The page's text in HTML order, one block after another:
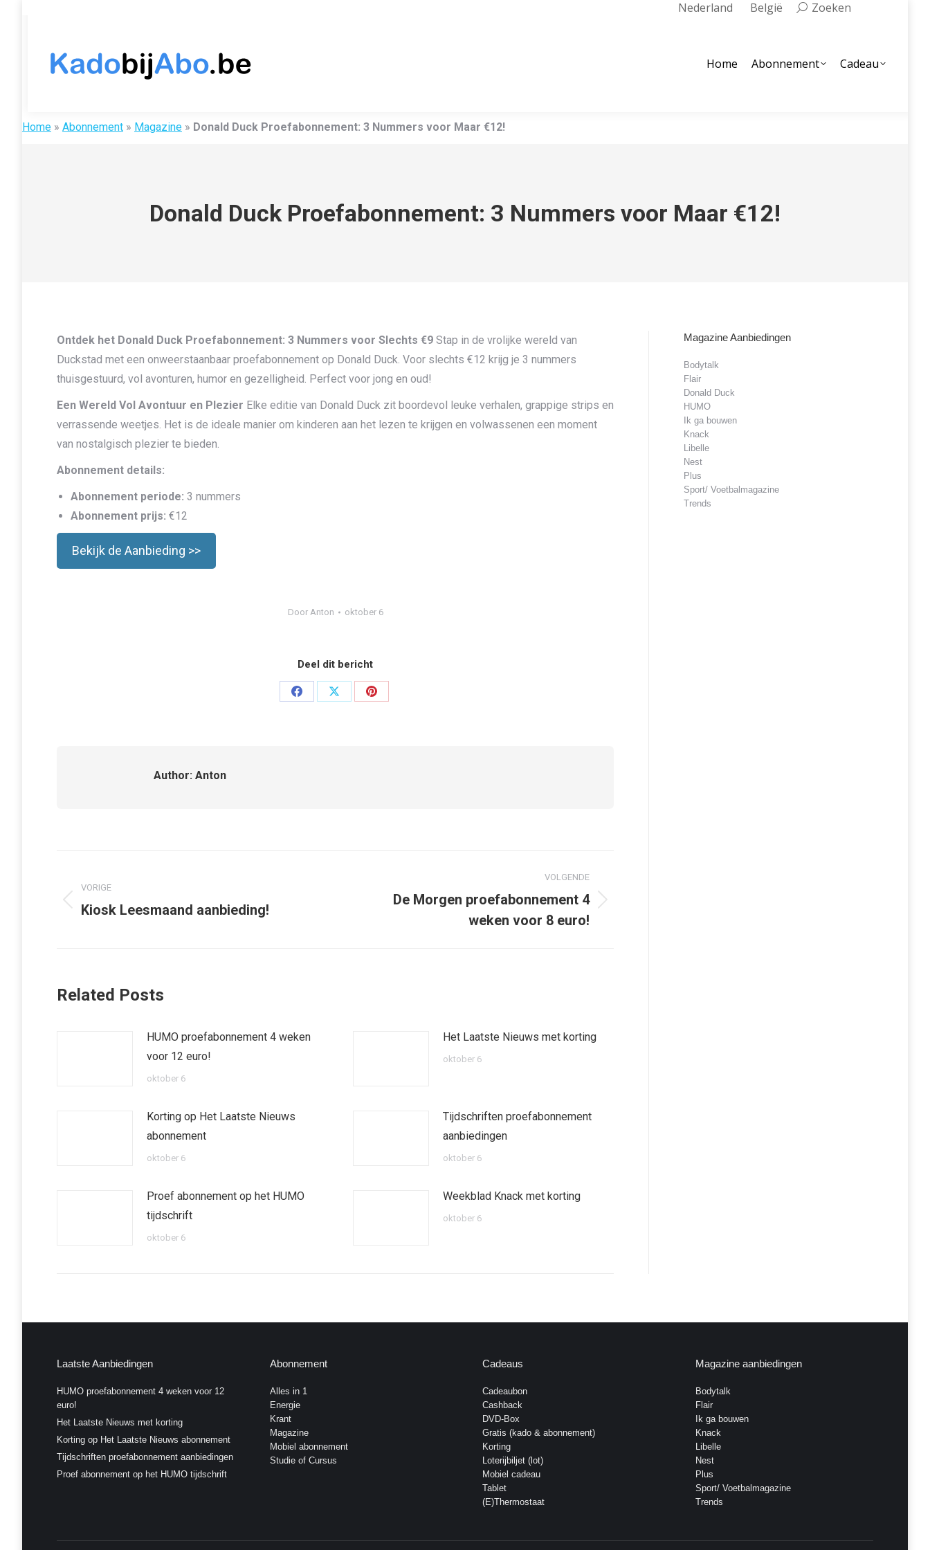
Nederland België Zoeken:
Zoeken
Home Abonnement Cadeau
Home » Abonnement » Magazine » Donald Duck Proefabonnement: 3 Nummers voor Maar €12!
Donald Duck Proefabonnement: 3 Nummers voor Maar €12!
Ontdek het Donald Duck Proefabonnement: 3 Nummers voor Slechts €9 Stap in de vrolijke wereld van
Duckstad met een onweerstaanbaar proefabonnement op Donald Duck. Voor slechts €12 krijg je 3 nummers
thuisgestuurd, vol avonturen, humor en gezelligheid. Perfect voor jong en oud!
Een Wereld Vol Avontuur en Plezier Elke editie van Donald Duck zit boordevol leuke verhalen, grappige strips en
verrassende weetjes. Het is de ideale manier om kinderen aan het lezen te krijgen en volwassenen een moment
van nostalgisch plezier te bieden.
Abonnement details:
Abonnement periode: 3 nummers
Abonnement prijs: €12
Bekijk de Aanbieding >>
Door Anton oktober 6
Deel dit bericht
Deel
Deel
Deel
Author: Anton
navigatie
VORIGE
Vorig
Kiosk Leesmaand aanbieding!
VOLGENDE
VolgendDe Morgen proefabonnement 4
weken voor 8 euro!
Related Posts
HUMO proefabonnement 4 weken
voor 12 euro!
oktober 6
Het Laatste Nieuws met korting
oktober 6
Korting op Het Laatste Nieuws
abonnement
oktober 6
Tijdschriften proefabonnement
aanbiedingen
oktober 6
Proef abonnement op het HUMO
tijdschrift
oktober 6
Weekblad Knack met korting
oktober 6
Magazine Aanbiedingen
Bodytalk
Flair
Donald Duck
HUMO
Ik ga bouwen
Knack
Libelle
Nest
Plus
Sport/ Voetbalmagazine
Trends
Laatste Aanbiedingen
HUMO proefabonnement 4 weken voor 12
euro!
Het Laatste Nieuws met korting
Korting op Het Laatste Nieuws abonnement
Tijdschriften proefabonnement aanbiedingen
Proef abonnement op het HUMO tijdschrift
Abonnement
Alles in 1
Energie
Krant
Magazine
Mobiel abonnement
Studie of Cursus
Cadeaus
Cadeaubon
Cashback
DVD-Box
Gratis (kado & abonnement)
Korting
Loterijbiljet (lot)
Mobiel cadeau
Tablet
(E)Thermostaat
Magazine aanbiedingen
Bodytalk
Flair
Ik ga bouwen
Knack
Libelle
Nest
Plus
Sport/ Voetbalmagazine
Trends